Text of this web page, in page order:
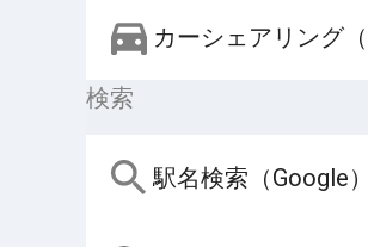
カーシェアリング（
検索
駅名検索（Google）